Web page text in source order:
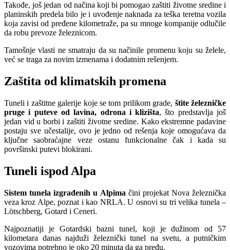
Takođe, još jedan od načina koji bi pomogao zaštiti životne sredine i
planinskih predela bilo je i uvođenje naknada za teška teretna vozila
koja zavisi od pređene kilometraže, pa su mnoge kompanije odlučile
da robu prevoze železnicom.
Tamošnje vlasti ne smatraju da su načinile promenu koju su želele,
već se traga za novim izmenama i dodatnim rešenjem.
Zaštita od klimatskih promena
Tuneli i zaštitne galerije koje se tom prilikom grade, štite železničke
pruge i puteve od lavina, odrona i klizišta, što predstavlja još
jedan vid u borbi i zaštiti životne sredine. Kako ekstremne padavine
postaju sve učestalije, ovo je jedno od rešenja koje omogućava da
ključne saobraćajne veze ostanu funkcionalne čak i kada su
površinski putevi blokirani.
Tuneli ispod Alpa
Sistem tunela izgrađenih u Alpima čini projekat Nova železnička
veza kroz Alpe, poznat i kao NRLA. U osnovi su tri velika tunela –
Lötschberg, Gotard i Ceneri.
Najpoznatiji je Gotardski bazni tunel, koji je dužinom od 57
kilometara danas najduži železnički tunel na svetu, a putničkim
vozovima potrebno je oko 20 minuta da ga pređu.